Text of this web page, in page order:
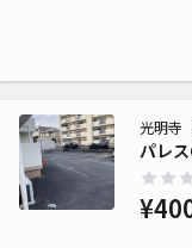
パレス
光明寺